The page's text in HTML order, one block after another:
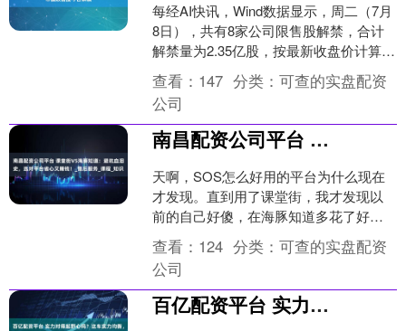
每经AI快讯，Wind数据显示，周二（7月
8日），共有8家公司限售股解禁，合计
解禁量为2.35亿股，按最新收盘价计算，
合计解禁市值为62.03亿元。 从解禁量
来....
查看： 147 分类：可查的实盘配资
公司
南昌配资公司平台 课堂街VS海豚知道：避坑血泪史，选对平台省心又赚钱！_售后服务_课程_知识
天啊，SOS怎么好用的平台为什么现在
才发现。直到用了课堂街，我才发现以
前的自己好傻，在海豚知道多花了好几
倍的钱。以过来人的角度，先说一说我
的心酸血泪史吧。 在海....
查看： 124 分类：可查的实盘配资
公司
百亿配资平台 实力对得起野心吗？这车实力均衡，车尾造型引来不少争议_马自达_设计_官方